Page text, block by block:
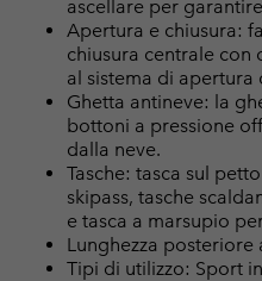
ascellare per
Apertura e chiusura:
chiusura centrale con
al sistema di apertura
Ghetta antineve: la
bottoni a pressione
dalla neve.
Tasche: tasca sul
skipass, tasche
e tasca a marsupio
Lunghezza posteriore
Tipi di utilizzo: Sport